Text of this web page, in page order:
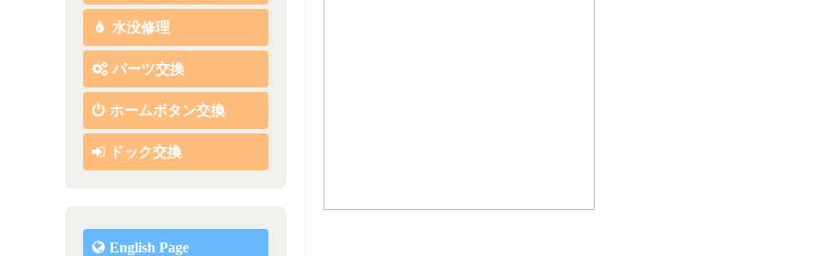
水没修理
パーツ交換
ホームボタン交換
ドック交換
English Page